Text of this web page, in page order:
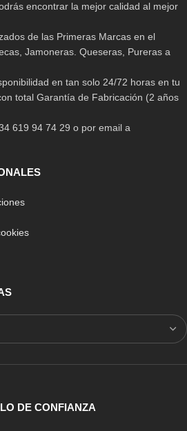
encontrar la mejor calidad al mejor
de las Primeras Marcas en el
Jamoneras. Queseras, Pureras a
en tan solo 24/72 horas en tu
total Garantía de Fabricación (2 años
619 94 74 29 o por email a
DE CONFIANZA